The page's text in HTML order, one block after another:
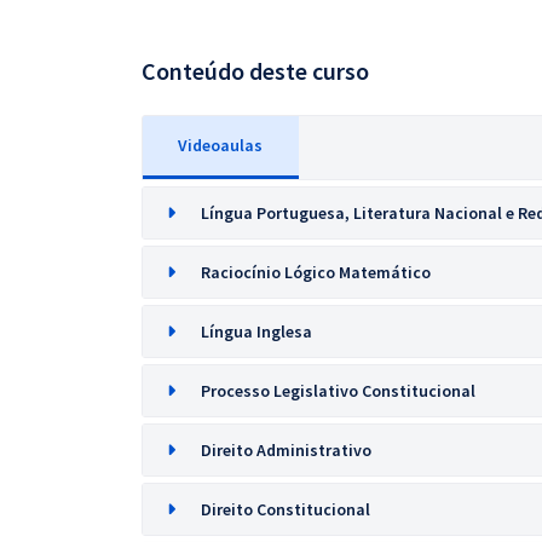
Conteúdo deste curso
Videoaulas
Língua Portuguesa, Literatura Nacional e
Raciocínio Lógico Matemático
Língua Inglesa
Processo Legislativo Constitucional
Direito Administrativo
Direito Constitucional